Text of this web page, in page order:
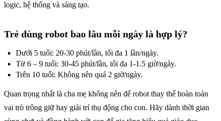
logic, hệ thống và sáng tạo.
Trẻ dùng robot bao lâu mỗi ngày là hợp lý?
Dưới 5 tuổi: 20-30 phút/lần, tối đa 1 lần/ngày.
Từ 6 – 9 tuổi: 30-45 phút/lần, tối đa 1-1.5 giờ/ngày.
Trên 10 tuổi: Không nên quá 2 giờ/ngày.
Quan trọng nhất là cha mẹ không nên để robot thay thế hoàn toàn
vai trò trông giữ hay giải trí thụ động cho con. Hãy dành thời gian